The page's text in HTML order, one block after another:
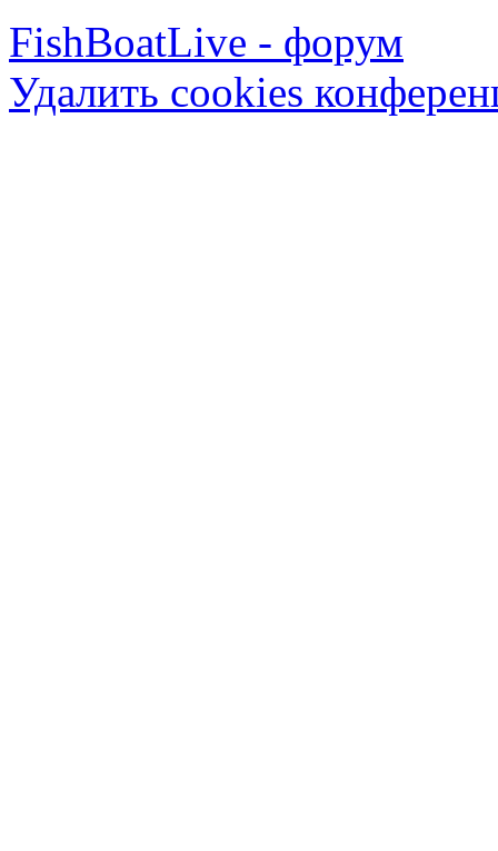
FishBoatLive - форум
Удалить cookies